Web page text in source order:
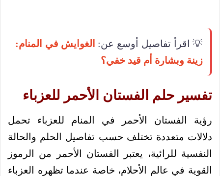
💡 اقرأ تفاصيل أوسع عن: الغوايش في المنام:
زينة وبشارة أم قيد خفي؟
تفسير حلم الفستان الأحمر للعزباء
رؤية الفستان الأحمر في المنام للعزباء تحمل
دلالات متعددة تختلف حسب تفاصيل الحلم والحالة
النفسية للرائية، يعتبر الفستان الأحمر من الرموز
القوية في عالم الأحلام، خاصة عندما تظهره العزباء